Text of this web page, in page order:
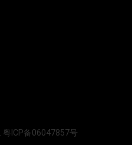
粤ICP备06047857号